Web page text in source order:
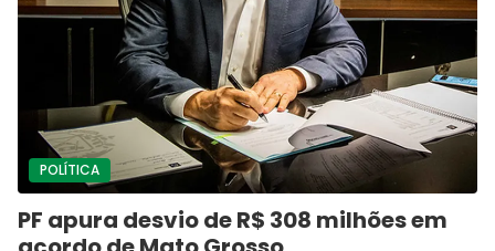
POLÍTICA
PF apura desvio de R$ 308 milhões em